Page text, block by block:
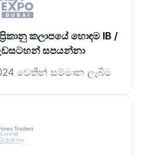
කලාපයේ හොඳම IB /
සපයන්නා
වෙතින් සම්මාන ලැබීම